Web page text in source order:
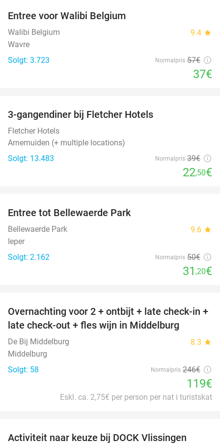
Entree voor Walibi Belgium
Walibi Belgium 9.4 star
Wavre
Solgt: 3.723
Normalpris 57€
37€
3-gangendiner bij Fletcher Hotels
Fletcher Hotels
Arnemuiden (+ multiple locations)
Solgt: 13.483
Normalpris 39€
22,50€
Entree tot Bellewaerde Park
Bellewaerde Park 9.6 star
Ieper
Solgt: 2.162
Normalpris 50€
31 ,20€
52%
Overnachting voor 2 + ontbijt + late check-in +
late check-out + fles wijn in Middelburg
De Bij Middelburg 8.3 star
Middelburg
Solgt: 58
Normalpris 246€
119€
Eskl. ca. 2,75€ per person per nat i turistskat
Activiteit naar keuze bij DOCK Vlissingen